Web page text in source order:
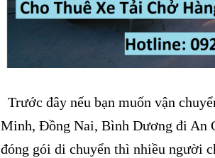
Trước đây nếu bạn muốn vận
Minh, Đồng Nai, Bình Dương đi An
đóng gói di chuyển thì nhiều người